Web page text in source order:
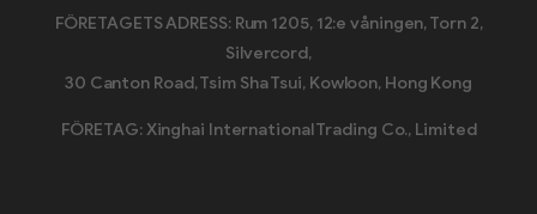
FÖRETAGETS ADRESS: Rum 1205, 12:e våningen, Torn 2,
Silvercord,
30 Canton Road, Tsim Sha Tsui, Kowloon, Hong Kong
FÖRETAG: Xinghai International Trading Co., Limited